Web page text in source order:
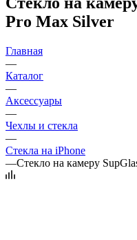
Pro Max Silver
Главная
—
Каталог
—
Аксессуары
—
Чехлы и стекла
—
Стекла на iPhone
—Стекло на камеру